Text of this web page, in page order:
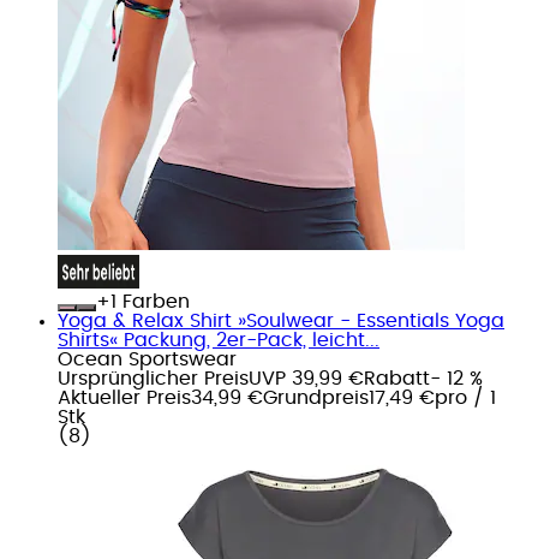
+
Farben
Yoga & Relax Shirt »Soulwear - Essentials Yoga
Shirts« Packung, 2er-Pack, leicht...
Ocean Sportswear
Ursprünglicher PreisUVP 39,99 €Rabatt- 12 %
Aktueller Preis34,99 €Grundpreis17,49 €pro / 1
Stk
( 8 )